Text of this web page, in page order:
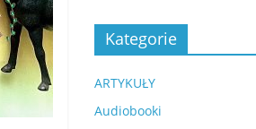
Kategorie
ARTYKUŁY
Audiobooki